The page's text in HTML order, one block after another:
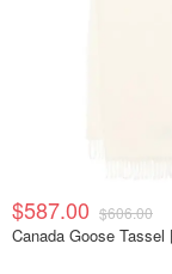
$587.00 $606.00
Canada Goose Tassel